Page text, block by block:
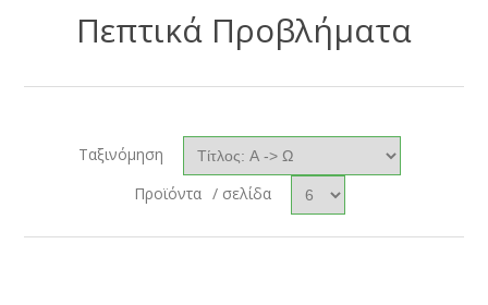
Πεπτικά Προβλήματα
Ταξινόμηση
Προϊόντα / σελίδα